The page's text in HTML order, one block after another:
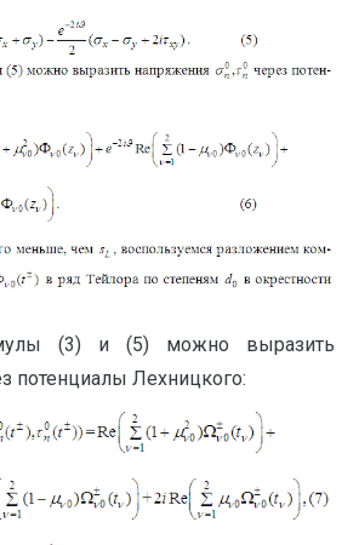
(3) и (5) можно выразить
потенциалы Лехницкого: